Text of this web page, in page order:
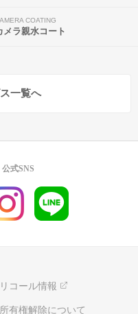
COATING
メラ親水コート
一覧へ
リコール情報
所有権解除について
式SNS